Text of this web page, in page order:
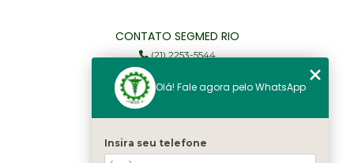
CONTATO SEGMED RIO
(21) 2253-5544
(21) 97905-3352
segmed@segmedrio.com.br
MENU
Home
Olá! Fale agora pelo WhatsApp
Insira seu telefone